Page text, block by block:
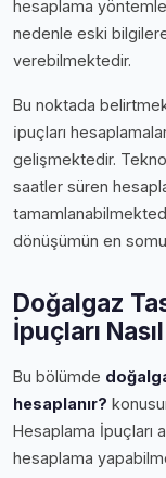
hesaplama
nedenle eski bilgilere
verebilmektedir.
Bu noktada
i̇puçları
gelişmektedir.
saatler süren
dönüşümün en
Doğalgaz
İpuçları
Bu bölümde
hesaplanır?
Hesaplama İpuçları
hesaplama